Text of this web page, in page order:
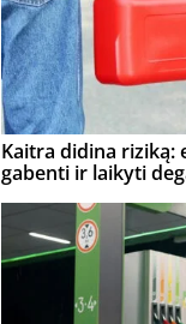
Kaitra didina riziką:
gabenti ir laikyti